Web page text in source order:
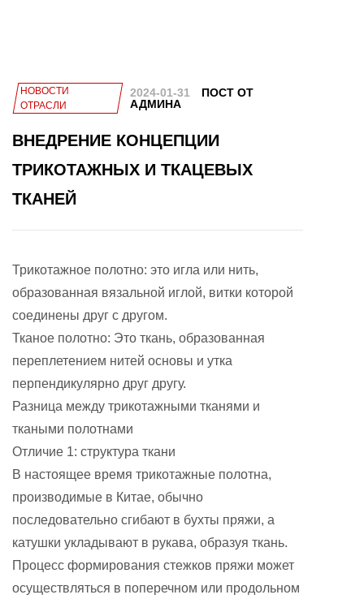
НОВОСТИ
ОТРАСЛИ
2024-01-31
ПОСТ ОТ
АДМИНА
ВНЕДРЕНИЕ КОНЦЕПЦИИ
ТРИКОТАЖНЫХ И ТКАЦЕВЫХ
ТКАНЕЙ
Трикотажное полотно: это игла или нить,
образованная вязальной иглой, витки которой
соединены друг с другом.
Тканое полотно: Это ткань, образованная
переплетением нитей основы и утка
перпендикулярно друг другу.
Разница между трикотажными тканями и
ткаными полотнами
Отличие 1: структура ткани
В настоящее время трикотажные полотна,
производимые в Китае, обычно
последовательно сгибают в бухты пряжи, а
катушки укладывают в рукава, образуя ткань.
Процесс формирования стежков пряжи может
осуществляться в поперечном или продольном